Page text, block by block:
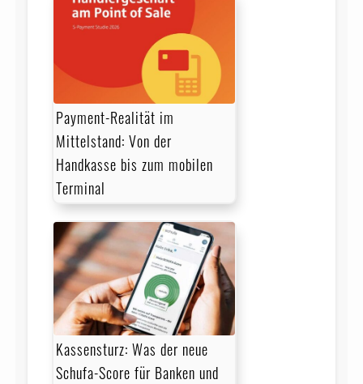
Payment-Realität im
Mittelstand: Von der
Handkasse bis zum mobilen
Terminal
Kassensturz: Was der neue
Schufa-Score für Banken und